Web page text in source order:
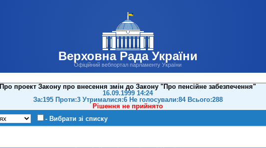
Верховна Рада України
Офіційний вебпортал парламенту України
Про проект Закону про внесення змін до Закону "Про пенсійне забезпечення"
16.09.1999 14:24
За:195 Проти:3 Утрималися:6 Не голосували:84 Всього:288
Рішення не прийнято
- Вибрати зі списку